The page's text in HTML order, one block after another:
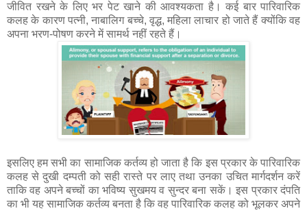
जीवित रखने के लिए भर पेट खाने की आवश्यकता है। कई बार पारिवारिक
कलह के कारण पत्नी, नाबालिग बच्चे, वृद्ध, महिला लाचार हो जाते हैं क्योंकि वह
अपना भरण-पोषण करने में सामर्थ नहीं रहते हैं।
इसलिए हम सभी का सामाजिक कर्तव्य हो जाता है कि इस प्रकार के पारिवारिक
कलह से दुखी दम्पती को सही रास्ते पर लाए तथा उनका उचित मार्गदर्शन करें
ताकि वह अपने बच्चों का भविष्य सुखमय व सुन्दर बना सकें। इस प्रकार दंपति
का भी यह सामाजिक कर्तव्य बनता है कि वह पारिवारिक कलह को भूलकर अपने